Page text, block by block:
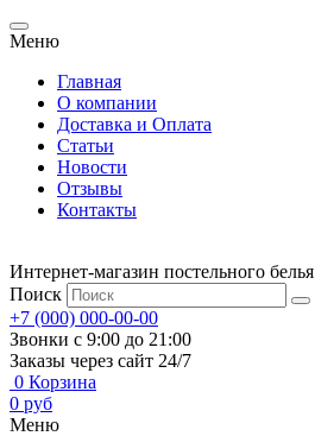
Меню
Главная
О компании
Доставка и Оплата
Статьи
Новости
Отзывы
Контакты
Интернет-магазин постельного белья
Поиск
+7 (000) 000-00-00
Звонки с 9:00 до 21:00
Заказы через сайт 24/7
0 Корзина
0 руб
Меню